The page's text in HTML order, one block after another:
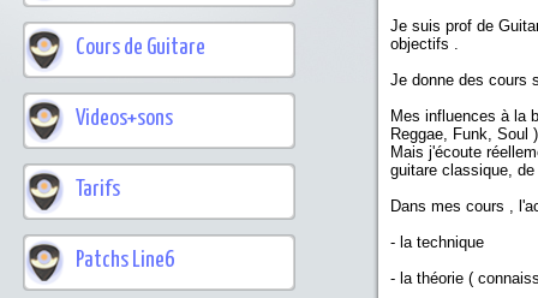
Cours de Guitare
Videos+sons
Tarifs
Patchs Line6
Je suis prof de
objectifs .
Je donne des cours
Mes influences à la
Reggae, Funk, Soul )
Mais j'écoute
guitare classique,
Dans mes cours ,
- la technique
- la théorie (